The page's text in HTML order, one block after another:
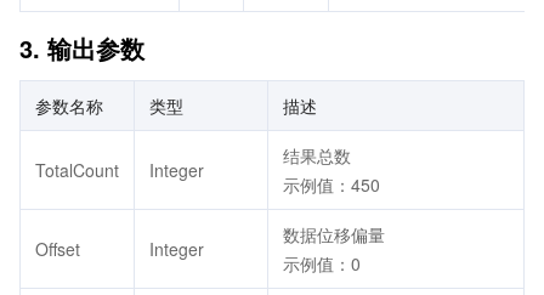
3. 输出参数
参数名称 类型 描述
TotalCount Integer
结果总数
示例值：450
Offset Integer
数据位移偏量
示例值：0